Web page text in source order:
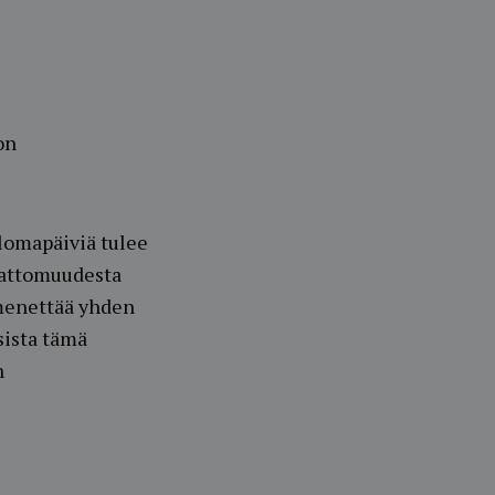
tulee
yhden
tämä